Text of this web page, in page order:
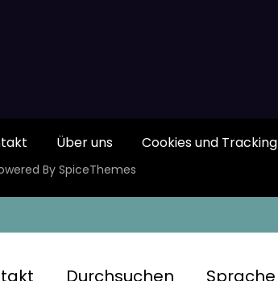
Über uns Cookies und Tracking
BySpiceThemes